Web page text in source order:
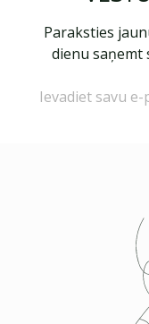
Paraksties
dienu saņemt